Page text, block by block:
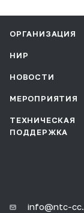
ОРГАНИЗАЦИЯ
НИР
НОВОСТИ
МЕРОПРИЯТИЯ
ТЕХНИЧЕСКАЯ
ПОДДЕРЖКА
info@ntc-